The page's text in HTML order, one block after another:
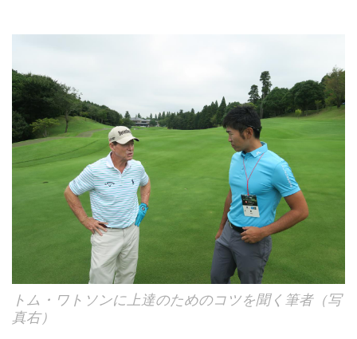
トム・ワトソンに上達のためのコツを聞く筆者（写
真右）